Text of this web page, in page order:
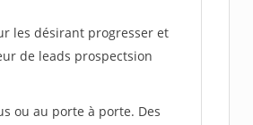
les désirant progresser et
de leads prospectsion
ou au porte à porte. Des